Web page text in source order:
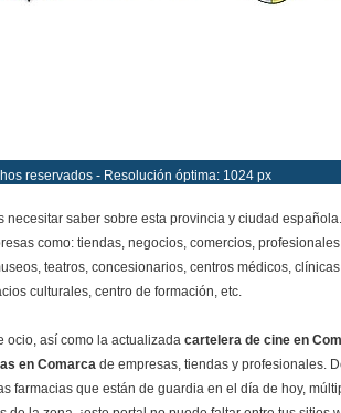
reservados - Resolución óptima: 1024 px
saber sobre esta provincia y ciudad
como: tiendas, negocios, comercios,
teatros, concesionarios, centros médicos,
culturales, centro de formación, etc.
ocio, así como la actualizada cartelera de cine en
en Comarcade empresas, tiendas y profesionales.
farmacias que están de guardia en el día de hoy,